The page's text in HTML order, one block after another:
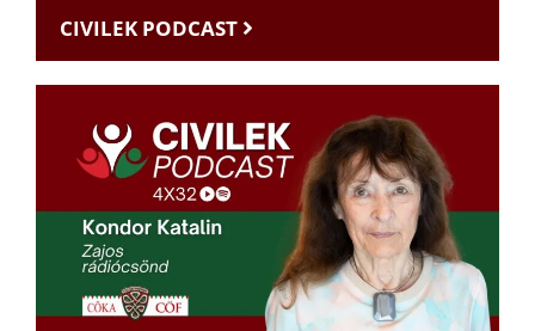
CIVILEK PODCAST